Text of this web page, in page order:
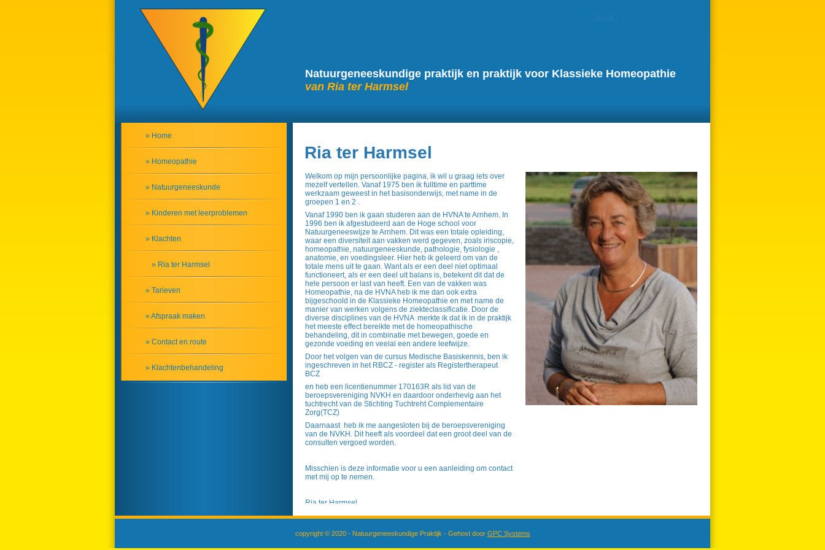
Natuurgeneeskundige praktijk en praktijk voor Klassieke Homeopathie
van Ria ter Harmsel
» Home
» Homeopathie
» Natuurgeneeskunde
» Kinderen met leerproblemen
» Klachten
» Ria ter Harmsel
» Tarieven
» Afspraak maken
» Contact en route
» Klachtenbehandeling
Ria ter Harmsel
Welkom op mijn persoonlijke pagina, ik wil u graag iets over
mezelf vertellen. Vanaf 1975 ben ik fulltime en parttime
werkzaam geweest in het basisonderwijs, met name in de
groepen 1 en 2 .
Vanaf 1990 ben ik gaan studeren aan de HVNA te Arnhem. In
1996 ben ik afgestudeerd aan de Hoge school voor
Natuurgeneeswijze te Arnhem. Dit was een totale opleiding,
waar een diversiteit aan vakken werd gegeven, zoals iriscopie,
homeopathie, natuurgeneeskunde, pathologie, fysiologie ,
anatomie, en voedingsleer. Hier heb ik geleerd om van de
totale mens uit te gaan. Want als er een deel niet optimaal
functioneert, als er een deel uit balans is, betekent dit dat de
hele persoon er last van heeft. Een van de vakken was
Homeopathie, na de HVNA heb ik me dan ook extra
bijgeschoold in de Klassieke Homeopathie en met name de
manier van werken volgens de ziekteclassificatie. Door de
diverse disciplines van de HVNA merkte ik dat ik in de praktijk
het meeste effect bereikte met de homeopathische
behandeling, dit in combinatie met bewegen, goede en
gezonde voeding en veelal een andere leefwijze.
Door het volgen van de cursus Medische Basiskennis, ben ik
ingeschreven in het RBCZ - register als Registertherapeut
BCZ
en heb een licentienummer 170163R als lid van de
beroepsvereniging NVKH en daardoor onderhevig aan het
tuchtrecht van de Stichting Tuchtreht Complementaire
Zorg(TCZ)
Daarnaast heb ik me aangesloten bij de beroepsvereniging
van de NVKH. Dit heeft als voordeel dat een groot deel van de
consulten vergoed worden.
Misschien is deze informatie voor u een aanleiding om contact
met mij op te nemen.
Ria ter Harmsel
E-mail:info@homeopathieriaterharmsel.nl
copyright © 2020 - Natuurgeneeskundige Praktijk - Gehost door GPC Systems